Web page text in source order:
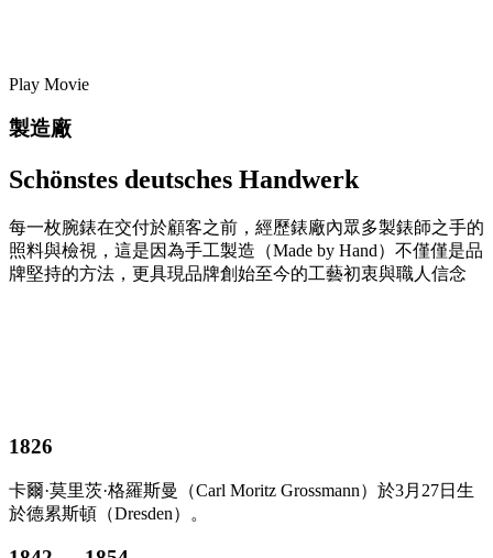
Play Movie
製造廠
Schönstes deutsches Handwerk
每一枚腕錶在交付於顧客之前，經歷錶廠內眾多製錶師之手的
照料與檢視，這是因為手工製造（Made by Hand）不僅僅是品
牌堅持的方法，更具現品牌創始至今的工藝初衷與職人信念
1826
卡爾·莫里茨·格羅斯曼（Carl Moritz Grossmann）於3月27日生
於德累斯頓（Dresden）。